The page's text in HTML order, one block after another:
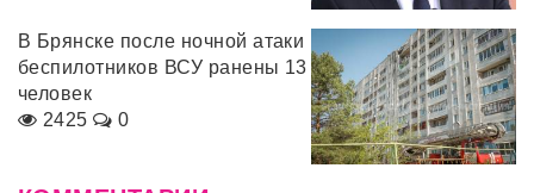
В Брянске после ночной атаки
беспилотников ВСУ ранены 13
человек
2425
0